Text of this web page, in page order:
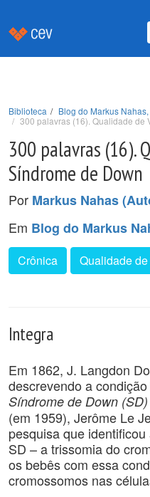
Biblioteca
Blog do Markus
300 palavras (16). Qualidade de
300 palavras (16).
Síndrome de Down
Por Markus Nahas
Em Blog do Markus
Crônica Qualidade
Integra
Em 1862, J. Langdon
descrevendo a
Síndrome de Down (SD)
(em 1959), Jerôme Le
pesquisa que
SD – a trissomia do
os bebês com essa
cromossomos nas